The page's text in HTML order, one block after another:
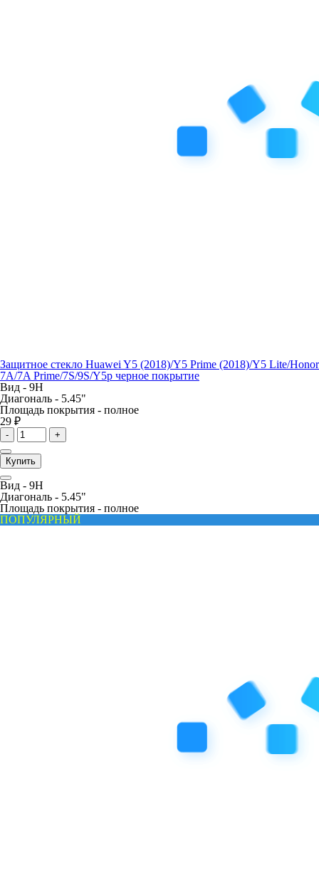
Защитное стекло Huawei Y5 (2018)/Y5 Prime (2018)/Y5 Lite/Honor
7A/7A Prime/7S/9S/Y5p черное покрытие
Вид - 9H
Диагональ - 5.45"
Площадь покрытия - полное
29 ₽
- +
Купить
Вид - 9H
Диагональ - 5.45"
Площадь покрытия - полное
ПОПУЛЯРНЫЙ